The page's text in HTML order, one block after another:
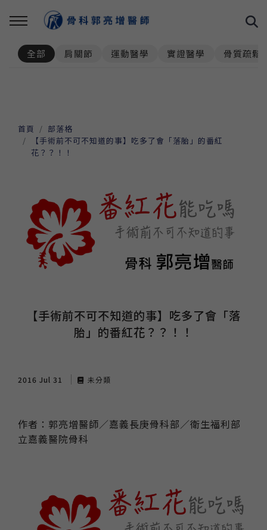
全部 肩關節 運動醫學 實證醫學 骨質疏鬆
首頁
部落格
【手術前不可不知道的事】吃多了會「落胎」的番紅
花？？！！
【手術前不可不知道的事】吃多了會「落
胎」的番紅花？？！！
2016 Jul 31 未分類
作者：郭亮增醫師／嘉義長庚骨科部／衛生福利部
立嘉義醫院骨科